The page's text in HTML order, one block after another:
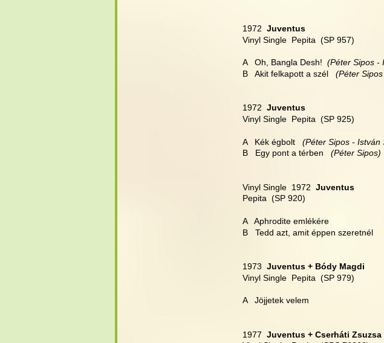
1972 Juventus
Vinyl Single  Pepita  (SP 957)
A   Oh, Bangla Desh! (Péter Sipos -
B   Akit felkapott a szél (Péter
1972 Juventus
Vinyl Single  Pepita  (SP 925)
A   Kék égbolt
(Péter Sipos - István
B   Egy pont a térben
  (Péter Sipos)
Vinyl Single  1972 Juventus
Pepita  (SP 920)
A   Aphrodite emlékére
B   Tedd azt, amit éppen szeretnél
1973 Juventus + Bódy Magdi
Vinyl Single  Pepita  (SP 979)
A   Jöjjetek velem
1977 Juventus + Cserháti Zsuzsa